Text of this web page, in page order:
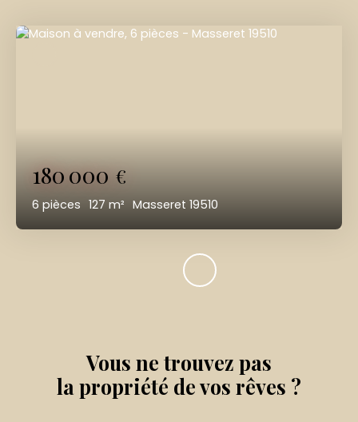
180 000€
6 pièces 127 m² Masseret 19510
Vous ne trouvez pas
la propriété de vos rêves ?